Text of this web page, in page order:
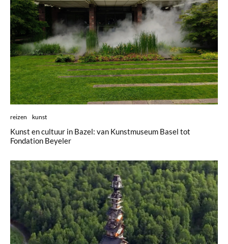
reizen kunst
Kunst en cultuur in Bazel: van Kunstmuseum Basel tot
Fondation Beyeler